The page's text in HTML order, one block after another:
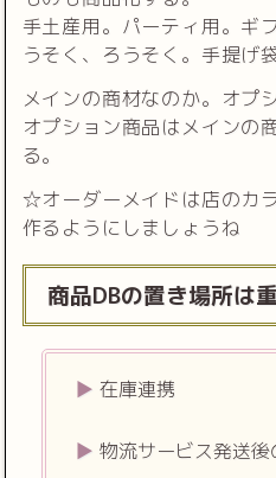
手土産用。パーティ用。ギ
うそく、ろうそく。手提げ
メインの商材なのか。オプ
オプション商品はメインの
る。
☆オーダーメイドは店のカ
作るようにしましょうね
商品DBの置き場所は
在庫連携
物流サービス発送後